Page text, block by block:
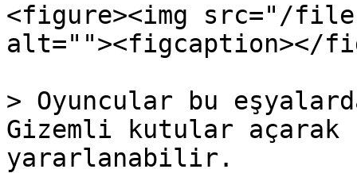
<figure><img src="/
alt=""><figcaption></
> Oyuncular bu
Gizemli kutular açarak
yararlanabilir.